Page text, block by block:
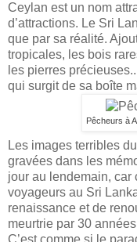
Ceylan est un nom
d’attractions. Le Sri
que par sa réalité.
tropicales, les bois
les pierres
qui surgit de sa boîte
Pêcheurs à
Les images terribles
gravées dans les
jour au lendemain, car
voyageurs au Sri
renaissance et de
meurtrie par 30